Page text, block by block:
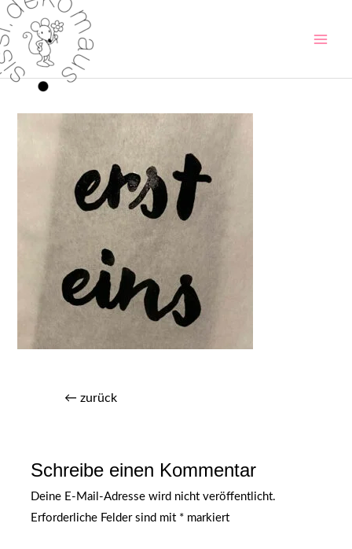
← zurück
Schreibe einen Kommentar
Deine E-Mail-Adresse wird nicht veröffentlicht.
Erforderliche Felder sind mit * markiert